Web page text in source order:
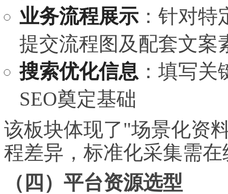
业务流程展示：针对特
提交流程图及配套文案
搜索优化信息 ：填写
SEO奠定基础
该板块体现了"场景化资
程差异，标准化采集需
（四）平台资源选型